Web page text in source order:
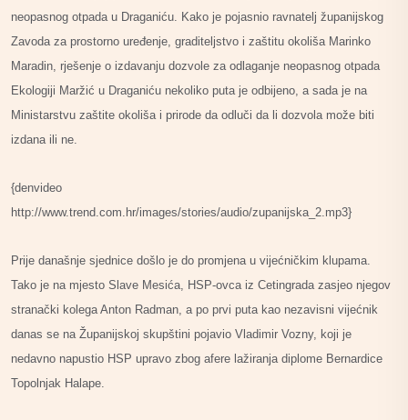
neopasnog otpada u Draganiću. Kako je pojasnio ravnatelj županijskog
Zavoda za prostorno uređenje, graditeljstvo i zaštitu okoliša Marinko
Maradin, rješenje o izdavanju dozvole za odlaganje neopasnog otpada
Ekologiji Maržić u Draganiću nekoliko puta je odbijeno, a sada je na
Ministarstvu zaštite okoliša i prirode da odluči da li dozvola može biti
izdana ili ne.
{denvideo
http://www.trend.com.hr/images/stories/audio/zupanijska_2.mp3}
Prije današnje sjednice došlo je do promjena u vijećničkim klupama.
Tako je na mjesto Slave Mesića, HSP-ovca iz Cetingrada zasjeo njegov
stranački kolega Anton Radman, a po prvi puta kao nezavisni vijećnik
danas se na Županijskoj skupštini pojavio Vladimir Vozny, koji je
nedavno napustio HSP upravo zbog afere lažiranja diplome Bernardice
Topolnjak Halape.